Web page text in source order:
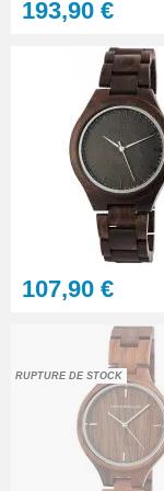
RUPTURE DE STOCK
193,90 €
107,90 €
RUPTURE DE STOCK